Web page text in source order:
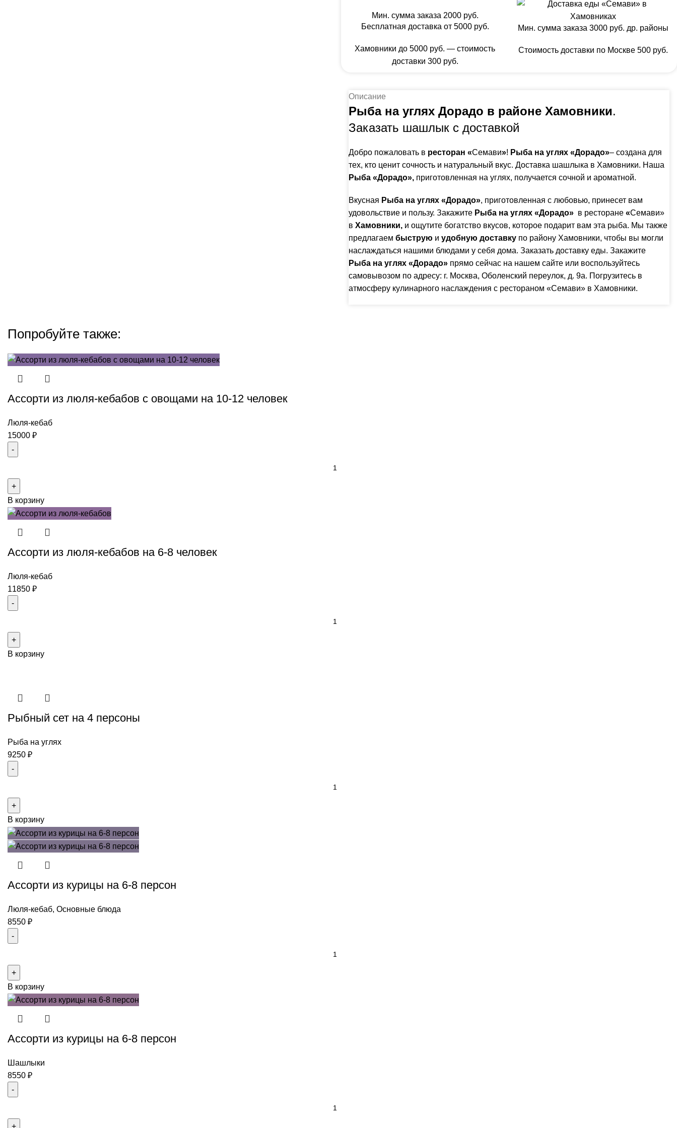
Мин. сумма заказа 2000 руб.
Бесплатная доставка от 5000 руб.
Хамовники до 5000 руб. — стоимость
доставки 300 руб.
Мин. сумма заказа 3000 руб. др. районы
Стоимость доставки по Москве 500 руб.
Описание
Рыба на углях Дорадо в районе Хамовники.
Заказать шашлык с доставкой
Добро пожаловать в ресторан «Семави»! Рыба на углях «Дорадо»– создана для
тех, кто ценит сочность и натуральный вкус. Доставка шашлыка в Хамовники. Наша
Рыба «Дорадо», приготовленная на углях, получается сочной и ароматной.
Вкусная Рыба на углях «Дорадо», приготовленная с любовью, принесет вам
удовольствие и пользу. Закажите Рыба на углях «Дорадо» в ресторане «Семави»
в Хамовники, и ощутите богатство вкусов, которое подарит вам эта рыба. Мы также
предлагаем быструю и удобную доставку по району Хамовники, чтобы вы могли
наслаждаться нашими блюдами у себя дома. Заказать доставку еды. Закажите
Рыба на углях «Дорадо» прямо сейчас на нашем сайте или воспользуйтесь
самовывозом по адресу: г. Москва, Оболенский переулок, д. 9а. Погрузитесь в
атмосферу кулинарного наслаждения с рестораном «Семави» в Хамовники.
Попробуйте также:
Ассорти из люля-кебабов с овощами на 10-12 человек
Люля-кебаб
15000 ₽
Ассорти
из
люля-
овощами
10-
12
человек
В корзину
Ассорти из люля-кебабов на 6-8 человек
Люля-кебаб
11850 ₽
Ассорти
из
8
В корзину
Рыбный сет на 4 персоны
Рыба на углях
9250 ₽
Рыбный
сет
на
4
В корзину
Ассорти из курицы на 6-8 персон
Люля-кебаб, Основные блюда
8550 ₽
Ассорти
из
курицы
8
В корзину
Ассорти из курицы на 6-8 персон
Шашлыки
8550 ₽